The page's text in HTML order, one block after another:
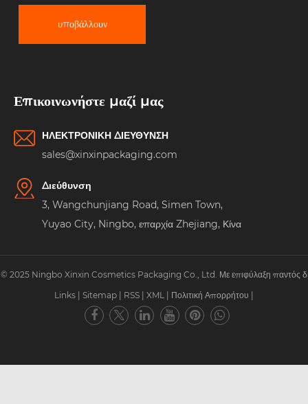
υποβάλλουν
Επικοινωνήστε μαζί μας
ΗΛΕΚΤΡΟΝΙΚΗ ΔΙΕΥΘΥΝΣΗ
sales@xinxinpackaging.com
Διεύθυνση
3, Wangchunjiang Road, Simen Town,
Yuyao City, Ningbo, επαρχία Zhejiang, Κίνα
2025 Ningbo Xinxin Cosmetics Packaging Co., Ltd. Με επιφύλαξη παντός
Links
Sitemap RSS XML Πολιτική Απορρήτου